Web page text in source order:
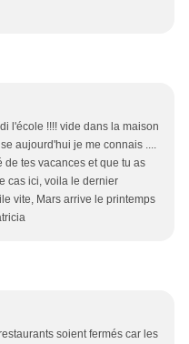
l'école !!!! vide dans la maison
aujourd'hui je me connais ....
tes vacances et que tu as
cas ici, voila le dernier
vite, Mars arrive le printemps
soient fermés car les